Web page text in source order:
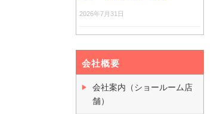
2026年7月31日
会社概要
会社案内（ショールーム店
舗）